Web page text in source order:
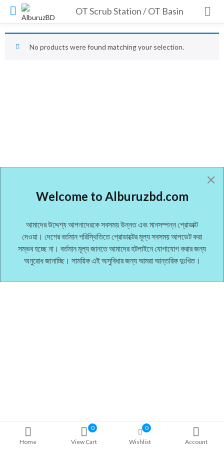
OT Scrub Station / OT Basin
Home
0
View Cart
0
Wishlist
Account
No products were found matching your selection.
Welcome to Alburuzbd.com
আমাদের উদ্দেশ্য আপনাদেরকে সবসময় উন্নত এবং মানসম্পন্ন প্রোডাক্ট
দেওয়া। দেশের বর্তমান পরিস্থিতিতে প্রোডাক্টের মূল্য সবসময় আপডেট করা
সম্ভব হচ্ছে না। বর্তমান মূল্য জানতে আমাদের হটলাইনে যোগাযোগ করার জন্য
অনুরোধ জানাচ্ছি। সাময়িক এই অসুবিধার জন্য আমরা আন্তরিক দুঃখিত।